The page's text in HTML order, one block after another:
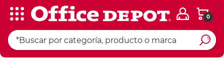
0
Ingresar Codigo